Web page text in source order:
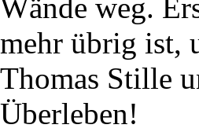
Wände weg.
mehr übrig ist,
Thomas Stille
Überleben!